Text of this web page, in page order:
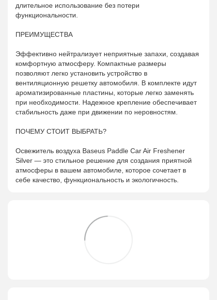
длительное использование без потери
функциональности.
ПРЕИМУЩЕСТВА
Эффективно нейтрализует неприятные запахи, создавая
комфортную атмосферу. Компактные размеры
позволяют легко установить устройство в
вентиляционную решетку автомобиля. В комплекте идут
ароматизированные пластины, которые легко заменять
при необходимости. Надежное крепление обеспечивает
стабильность даже при движении по неровностям.
ПОЧЕМУ СТОИТ ВЫБРАТЬ?
Освежитель воздуха Baseus Paddle Car Air Freshener
Silver — это стильное решение для создания приятной
атмосферы в вашем автомобиле, которое сочетает в
себе качество, функциональность и экологичность.